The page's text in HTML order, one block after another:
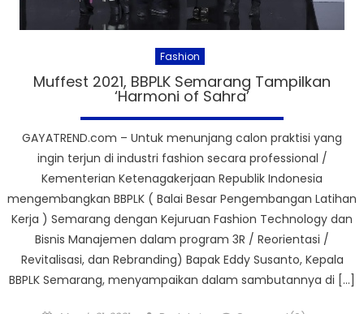
Fashion
Muffest 2021, BBPLK Semarang Tampilkan
‘Harmoni of Sahra’
GAYATREND.com – Untuk menunjang calon praktisi yang
ingin terjun di industri fashion secara professional /
Kementerian Ketenagakerjaan Republik Indonesia
mengembangkan BBPLK ( Balai Besar Pengembangan Latihan
Kerja ) Semarang dengan Kejuruan Fashion Technology dan
Bisnis Manajemen dalam program 3R / Reorientasi /
Revitalisasi, dan Rebranding) Bapak Eddy Susanto, Kepala
BBPLK Semarang, menyampaikan dalam sambutannya di […]